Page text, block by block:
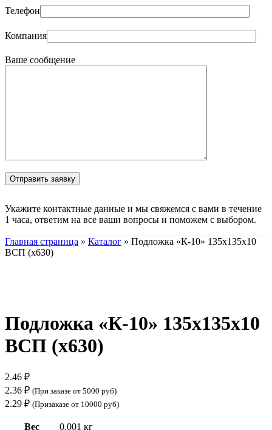
Телефон
Компания
Ваше сообщение
Укажите контактные данные и мы свяжемся с вами в течение
1 часа, ответим на все ваши вопросы и поможем с выбором.
Главная страница » Каталог » Подложка «К-10» 135х135х10
ВСП (х630)
Подложка «К-10» 135х135х10
ВСП (х630)
2.46 ₽
2.36 ₽ (При заказе от 5000 руб)
2.29 ₽ (Призаказе от 10000 руб)
Вес 0.001 кг